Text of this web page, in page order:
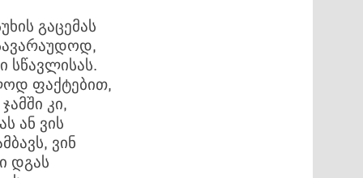
გაცემას
სწავლისას.
ფაქტებით,
კი,
ან ვის
ვინ
დგას